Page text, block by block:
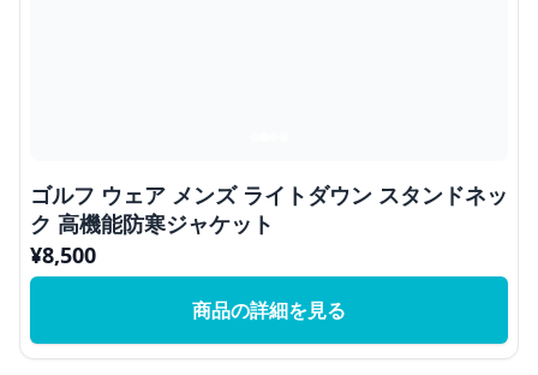
ゴルフ ウェア メンズ ライトダウン スタンドネッ
ク 高機能防寒ジャケット
¥8,500
商品の詳細を見る